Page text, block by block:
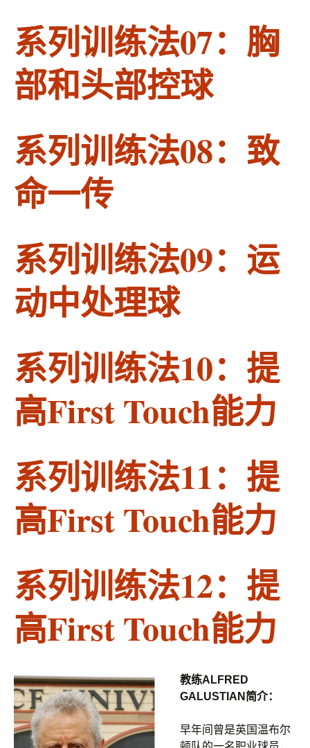
系列训练法07：胸
部和头部控球
系列训练法08：致
命一传
系列训练法09：运
动中处理球
系列训练法10：提
高First Touch能力
系列训练法11：提
高First Touch能力
系列训练法12：提
高First Touch能力
教练ALFRED
GALUSTIAN简介：
早年间曾是英国温布尔